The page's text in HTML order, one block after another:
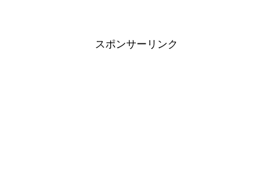
スポンサーリンク